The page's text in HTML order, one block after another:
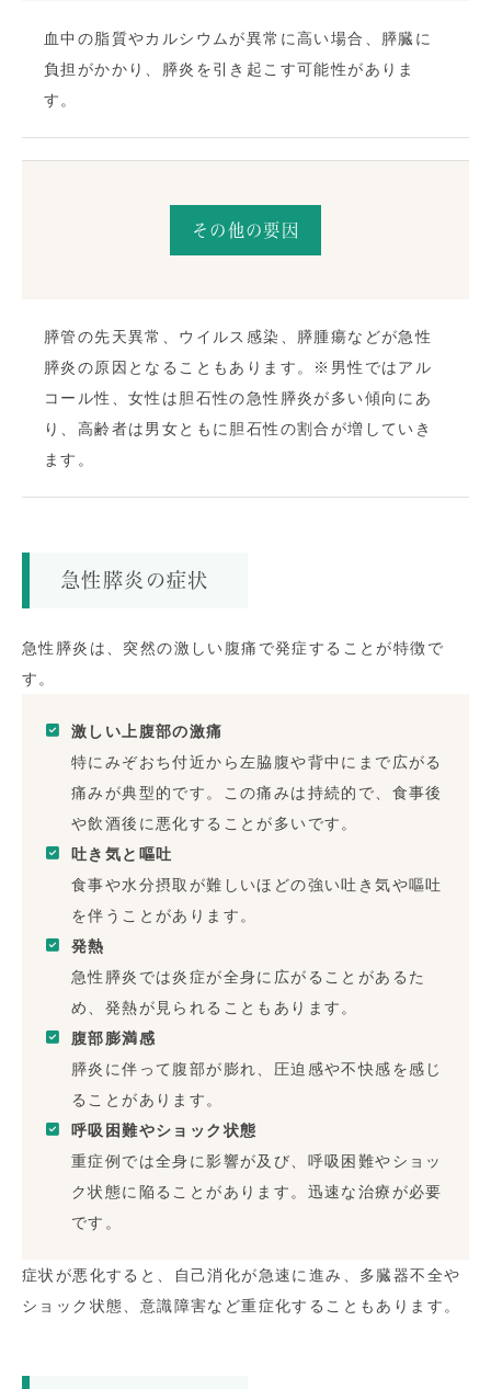
血中の脂質やカルシウムが異常に高い場合、膵臓に
負担がかかり、膵炎を引き起こす可能性がありま
す。
その他の要因
膵管の先天異常、ウイルス感染、膵腫瘍などが急性
膵炎の原因となることもあります。※男性ではアル
コール性、女性は胆石性の急性膵炎が多い傾向にあ
り、高齢者は男女ともに胆石性の割合が増していき
ます。
急性膵炎の症状
急性膵炎は、突然の激しい腹痛で発症することが特徴で
す。
激しい上腹部の激痛
特にみぞおち付近から左脇腹や背中にまで広がる
痛みが典型的です。この痛みは持続的で、食事後
や飲酒後に悪化することが多いです。
吐き気と嘔吐
食事や水分摂取が難しいほどの強い吐き気や嘔吐
を伴うことがあります。
発熱
急性膵炎では炎症が全身に広がることがあるた
め、発熱が見られることもあります。
腹部膨満感
膵炎に伴って腹部が膨れ、圧迫感や不快感を感じ
ることがあります。
呼吸困難やショック状態
重症例では全身に影響が及び、呼吸困難やショッ
ク状態に陥ることがあります。迅速な治療が必要
です。
症状が悪化すると、自己消化が急速に進み、多臓器不全や
ショック状態、意識障害など重症化することもあります。